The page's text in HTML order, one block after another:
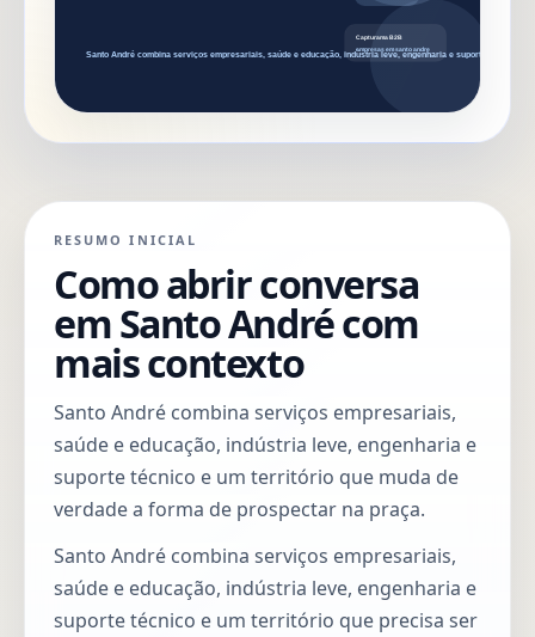
RESUMO INICIAL
Como abrir conversa
em Santo André com
mais contexto
Santo André combina serviços empresariais,
saúde e educação, indústria leve, engenharia e
suporte técnico e um território que muda de
verdade a forma de prospectar na praça.
Santo André combina serviços empresariais,
saúde e educação, indústria leve, engenharia e
suporte técnico e um território que precisa ser